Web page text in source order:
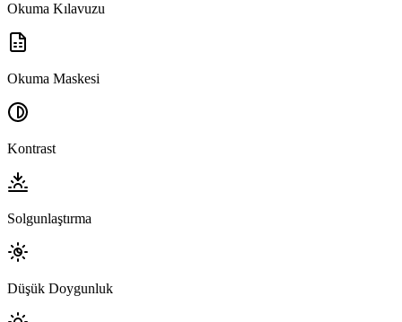
Okuma Kılavuzu
Okuma Maskesi
Kontrast
Solgunlaştırma
Düşük Doygunluk